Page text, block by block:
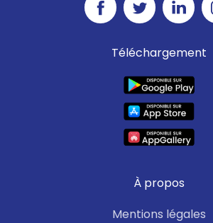
Téléchargement
À propos
Mentions légales